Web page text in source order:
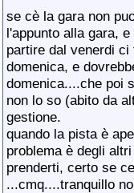
se cè la gara non
l'appunto alla gara,
partire dal venerdi
domenica, e
domenica....che poi
non lo so (abito da
gestione.
quando la pista è
problema è degli
prenderti, certo se
...cmq....tranquillo